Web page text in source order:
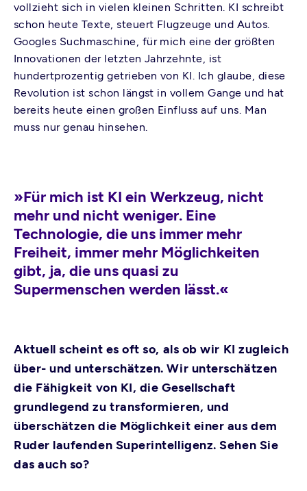
vollzieht sich in vielen kleinen Schritten. KI schreibt
schon heute Texte, steuert Flugzeuge und Autos.
Googles Suchmaschine, für mich eine der größten
Innovationen der letzten Jahrzehnte, ist
hundertprozentig getrieben von KI. Ich glaube, diese
Revolution ist schon längst in vollem Gange und hat
bereits heute einen großen Einfluss auf uns. Man
muss nur genau hinsehen.
»Für mich ist KI ein Werkzeug, nicht
mehr und nicht weniger. Eine
Technologie, die uns immer mehr
Freiheit, immer mehr Möglichkeiten
gibt, ja, die uns quasi zu
Supermenschen werden lässt.«
Aktuell scheint es oft so, als ob wir KI zugleich
über- und unterschätzen. Wir unterschätzen
die Fähigkeit von KI, die Gesellschaft
grundlegend zu transformieren, und
überschätzen die Möglichkeit einer aus dem
Ruder laufenden Superintelligenz. Sehen Sie
das auch so?